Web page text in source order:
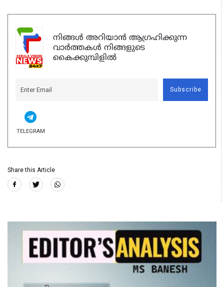
നിങ്ങൾ അറിയാൻ ആഗ്രഹിക്കുന്ന
വാർത്തകൾ നിങ്ങളുടെ
കൈക്കുമ്പിളിൽ
Subscribe
TELEGRAM
Share this Article